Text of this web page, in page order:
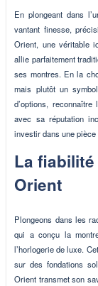
En plongeant dans
vantant finesse,
Orient, une véritable
allie parfaitement
ses montres. En la
mais plutôt un
d’options,
avec sa réputation
investir dans une
La
Orient
Plongeons dans les
qui a conçu la
l’horlogerie de luxe.
sur des fondations
Orient transmet son